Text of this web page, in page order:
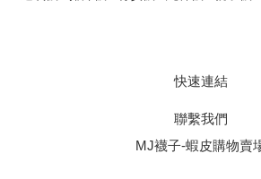
快速連結
聯繫我們
MJ襪子-蝦皮購物賣